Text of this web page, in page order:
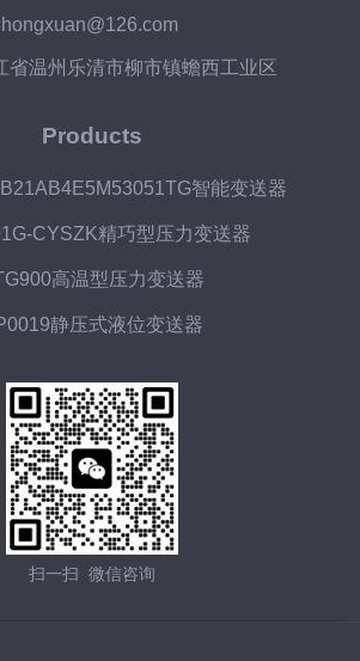
省温州乐清市柳市镇蟾西工业区
Products
智能变送器
CYSZK精巧型压力变送器
高温型压力变送器
静压式液位变送器
扫一扫 微信咨询